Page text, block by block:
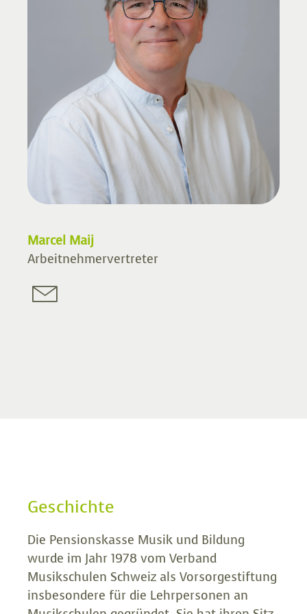
Marcel Maij
Arbeitnehmervertreter
Geschichte
Die Pensionskasse Musik und Bildung
wurde im Jahr 1978 vom Verband
Musikschulen Schweiz als Vorsorgestiftung
insbesondere für die Lehrpersonen an